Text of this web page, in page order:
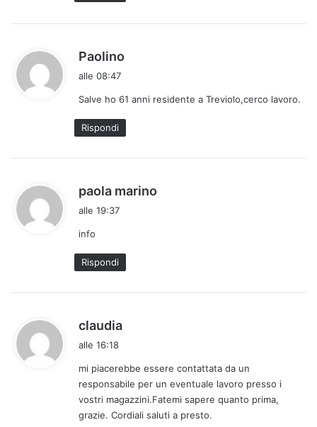
Paolino
e
t
t
alle 08:47
Salve ho 61 anni residente a Treviolo,cerco lavoro.
Rispondi
paola marino
alle 19:37
info
Rispondi
claudia
e
t
t
o
alle 16:18
mi piacerebbe essere contattata da un
responsabile per un eventuale lavoro presso i
vostri magazzini.Fatemi sapere quanto prima,
grazie. Cordiali saluti a presto.